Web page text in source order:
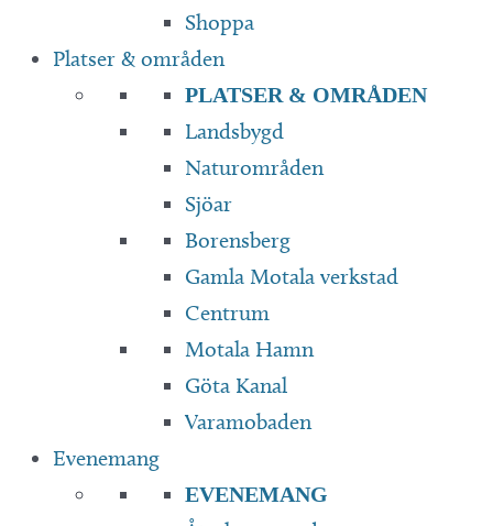
Shoppa
Platser & områden
PLATSER & OMRÅDEN
Landsbygd
Naturområden
Sjöar
Borensberg
Gamla Motala verkstad
Centrum
Motala Hamn
Göta Kanal
Varamobaden
Evenemang
EVENEMANG